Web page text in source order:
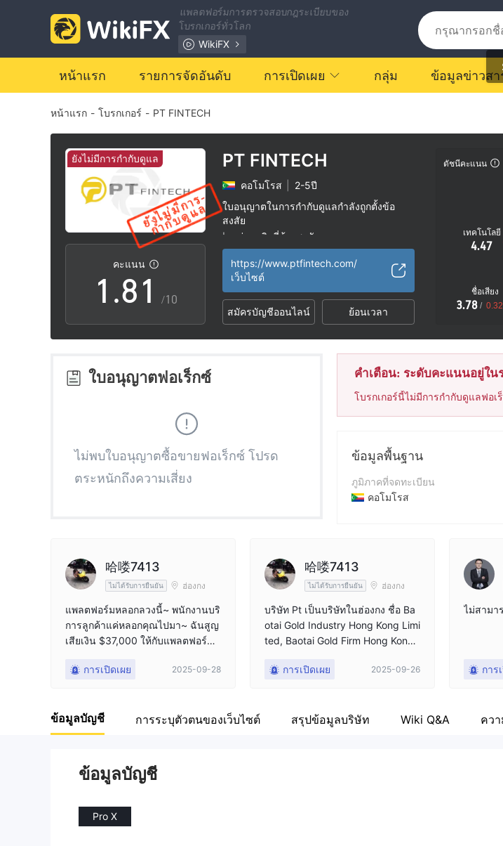
แพลตฟอร์มการตรวจสอบกฎระเบียบของ
โบรกเกอร์ทั่วโลก
WikiFX
หน้าแรก รายการจัดอันดับ การเปิดเผย กลุ่ม ข้อมูลข่าวสา
หน้าแรก - โบรกเกอร์ - PT FINTECH
ยังไม่มีการกำกับดูแล
คะแนน
0
1
2
3
5
6
8
9
.
2
3
4
5
6
7
8
9
0
1
2
3
5
6
8
9
/10
PT FINTECH
คอโมโรส
2-5ปี
ใบอนุญาตในการกำกับดูแลกำลังถูกตั้งข้อ
สงสัย
| กลุ่มธุรกิจที่ต้องสงสัย
|
https://www.ptfintech.com/
เว็บไซต์
สมัครบัญชีออนไลน์ ย้อนเวลา
ดัชนีคะแนน
เทคโนโลยี
4.47
ชื่อเสียง
3.78 / 0.32
ใบอนุญาตฟอเร็กซ์
ไม่พบใบอนุญาตซื้อขายฟอเร็กซ์ โปรด
ตระหนักถึงความเสี่ยง
คำเตือน: ระดับคะแนนอยู่ใน
โบรกเกอร์นี้ไม่มีการกำกับดูแลฟอ
ข้อมูลพื้นฐาน
ภูมิภาคที่จดทะเบียน
คอโมโรส
ชื่อบริษัท
Po Tai Markets Ltd
哈喽7413
ไม่ได้รับการยืนยัน ฮ่องกง
แพลตฟอร์มหลอกลวงนี้~ พนักงานบริ
การลูกค้าแค่หลอกคุณไปมา~ ฉันสูญ
เสียเงิน $37,000 ให้กับแพลตฟอร์มห
กได้~การเปิดเผย 2025-09-28
哈喽7413
ไม่ได้รับการยืนยัน ฮ่องกง
บริษัท Pt เป็นบริษัทในฮ่องกง ชื่อ Ba
otai Gold Industry Hong Kong Limi
ted, Baotai Gold Firm Hong Kong
ญาตให้ถอนเงิน ผู้จัดการบัญชีไม่มีปร
อนเงิน โดยปิดบัญชีโดยตรง
การเปิดเผย 2025-09-26
ไม่สามา
การ
ข้อมูลบัญชี การระบุตัวตนของเว็บไซต์ สรุปข้อมูลบริษัท Wiki Q&A คว
ข้อมูลบัญชี
Pro X